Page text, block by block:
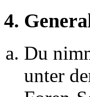
4.
Du
unter